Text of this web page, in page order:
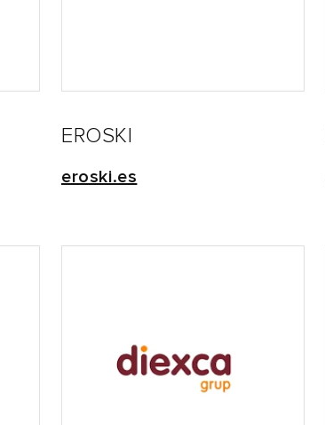
EROSKI
eroski.es